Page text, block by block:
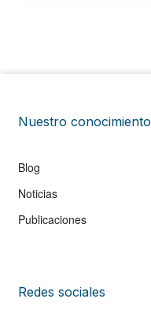
Nuestro conocimiento
Blog
Noticias
Publicaciones
Redes sociales